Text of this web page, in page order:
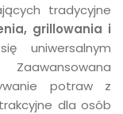
tradycyjne
grillowania i
uniwersalnym
potraw z
dla osób